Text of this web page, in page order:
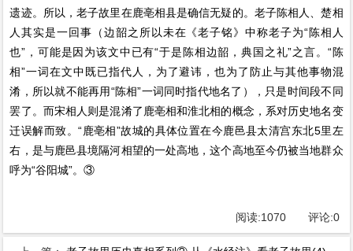
遗迹。所以，老子故里在鹿亳相县是确信无疑的。老子陈相人、楚相
人其实是一回事（边韶之所以未在《老子铭》中称老子为“陈相人
也”，可能是因为该文中已有“于是陈相边韶，典国之礼”之言。“陈
相”一词在文中既已指代人，为了避讳，也为了防止与其他事物混
淆，所以就不能再用“陈相”一词同时指代地名了），只是时间段不同
罢了。而宋相人则是混淆了鹿亳相和淮北相的概念，系对历史地名变
迁误解而致。“鹿亳相”故城的具体位置在今鹿邑县太清宫东北5里左
右，是与鹿邑县境隔河相望的一处高地，这个高地至今仍被当地群众
呼为“谷阳城”。③
阅读:1070评论:0